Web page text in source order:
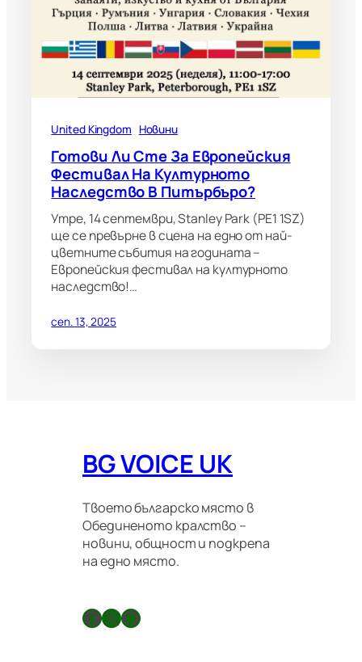
United Kingdom Новини
Готови Ли Сте За Европейския
Фестивал На Културното
Наследство В Питърбъро?
Утре, 14 септември, Stanley Park (PE1 1SZ)
ще се превърне в сцена на едно от най-
цветните събития на годината –
Европейския фестивал на културното
наследство!…
сеп. 13, 2025
BG VOICE UK
Твоето българско място в
Обединеното кралство –
новини, общност и подкрепа
на едно място.
Facebook X GitHub